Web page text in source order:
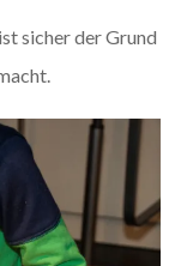
sicher der Grund